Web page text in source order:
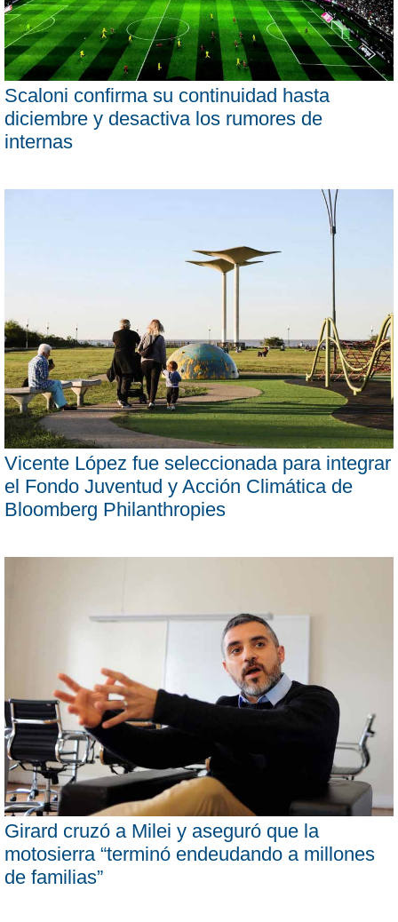
Scaloni confirma su continuidad hasta
diciembre y desactiva los rumores de
internas
Vicente López fue seleccionada para integrar
el Fondo Juventud y Acción Climática de
Bloomberg Philanthropies
Girard cruzó a Milei y aseguró que la
motosierra “terminó endeudando a millones
de familias”